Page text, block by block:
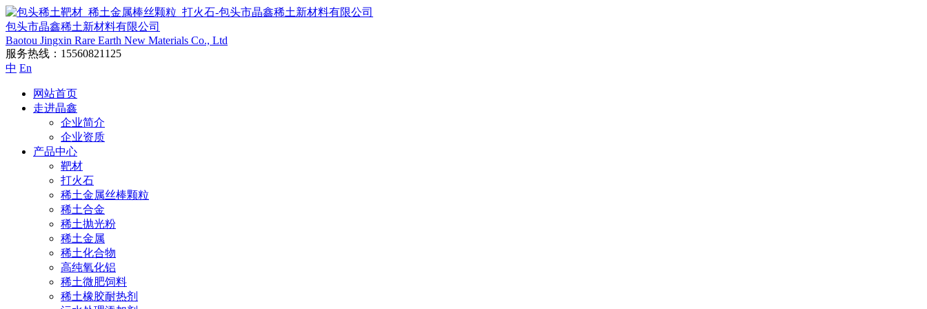
包头市晶鑫稀土新材料有限公司
Baotou Jingxin Rare Earth New Materials Co., Ltd
服务热线： 15560821125
中 En
网站首页
走进晶鑫
企业简介
企业资质
产品中心
靶材
打火石
稀土金属丝棒颗粒
稀土合金
稀土抛光粉
稀土金属
稀土化合物
高纯氧化铝
稀土微肥饲料
稀土橡胶耐热剂